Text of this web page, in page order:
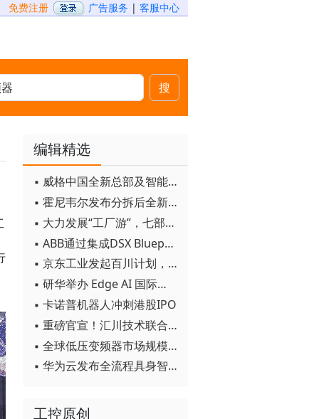
免费注册 广告服务 | 客服中心
搜
编辑精选
▪ 威格中国全新总部及智能工厂启用
▪ 霍尼韦尔发布分拆后全新品牌：霍尼韦尔科技与霍尼韦尔航空航天
▪ 大力发展“工厂游”，七部门联合发文！
▪ ABB通过集成DSX Blueprint AI基础设施，扩大与英伟达的合作
▪ 京东工业发起百川计划， 构建工业大模型新生态
▪ 研华举办 Edge AI 国际论坛
▪ 卡诺普机器人冲刺港股IPO
▪ 重磅官宣！汇川技术联合发起 D12 联盟，开创产教融合新范式
▪ 全球低压变频器市场规模2030年将超170亿美元
▪ 华为云发布全流程具身智能开发平台CloudRobo
工控原创